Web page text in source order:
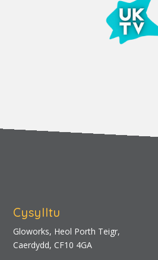
Cysylltu
Gloworks, Heol Porth Teigr,
Caerdydd, CF10 4GA